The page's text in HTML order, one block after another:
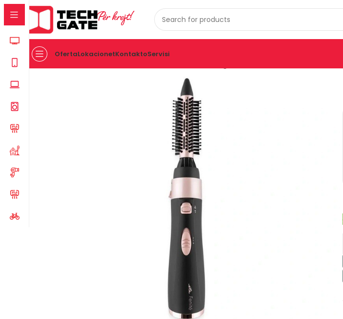
Për krejt!
OfertaLokacionetKontaktoServisi
Kreu